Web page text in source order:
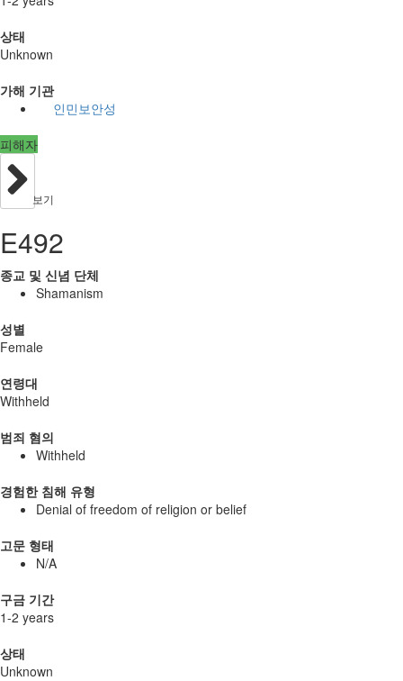
상태
Unknown
가해 기관
인민보안성
피해자
보기
E492
종교 및 신념 단체
Shamanism
성별
Female
연령대
Withheld
범죄 혐의
Withheld
경험한 침해 유형
Denial of freedom of religion or belief
고문 형태
N/A
구금 기간
1-2 years
상태
Unknown